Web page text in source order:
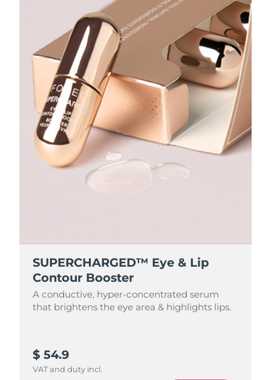
SUPERCHARGED™ Eye & Lip
Contour Booster
A conductive, hyper-concentrated serum
that brightens the eye area & highlights lips.
$ 54.9
VAT and duty incl.